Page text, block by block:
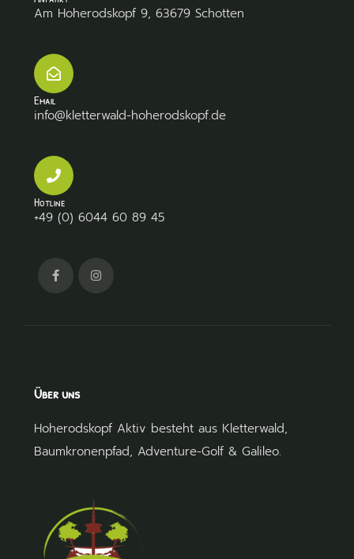
Am Hoherodskopf 9, 63679 Schotten
Email
info@kletterwald-hoherodskopf.de
Hotline
+49 (0) 6044 60 89 45
Über uns
Hoherodskopf Aktiv besteht aus Kletterwald,
Baumkronenpfad, Adventure-Golf &Galileo.